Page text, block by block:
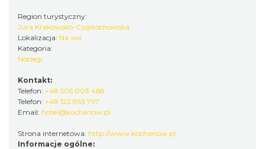
Region turystyczny:
Jura Krakowsko-Częstochowska
Lokalizacja: Na wsi
Kategoria:
Noclegi
Kontakt:
Telefon: +48 505 003 468
Telefon: +48 122 853 797
Email: hotel@kochanow.pl
Strona internetowa: http://www.kochanow.pl
Informacje ogólne: